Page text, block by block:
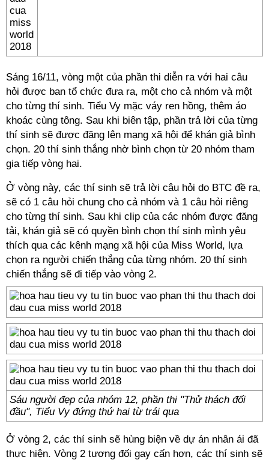
Sáng 16/11, vòng một của phần thi diễn ra với hai câu
hỏi được ban tổ chức đưa ra, một cho cả nhóm và một
cho từng thí sinh. Tiểu Vy mặc váy ren hồng, thêm áo
khoác cùng tông. Sau khi biên tập, phần trả lời của từng
thí sinh sẽ được đăng lên mạng xã hội để khán giả bình
chọn. 20 thí sinh thắng nhờ bình chọn từ 20 nhóm tham
gia tiếp vòng hai.
Ở vòng này, các thí sinh sẽ trả lời câu hỏi do BTC đề ra,
sẽ có 1 câu hỏi chung cho cả nhóm và 1 câu hỏi riêng
cho từng thí sinh. Sau khi clip của các nhóm được đăng
tải, khán giả sẽ có quyền bình chọn thí sinh mình yêu
thích qua các kênh mạng xã hội của Miss World, lựa
chọn ra người chiến thắng của từng nhóm. 20 thí sinh
chiến thắng sẽ đi tiếp vào vòng 2.
Sáu người đẹp của nhóm 12, phần thi "Thử thách đối
đầu", Tiểu Vy đứng thứ hai từ trái qua
Ở vòng 2, các thí sinh sẽ hùng biện về dự án nhân ái đã
thực hiện. Vòng 2 tương đối gay cấn hơn, các thí sinh sẽ